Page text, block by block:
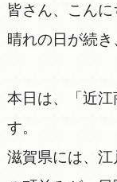
皆さん、こんに
晴れの日が続き
本日は、「近
す。
滋賀県には、